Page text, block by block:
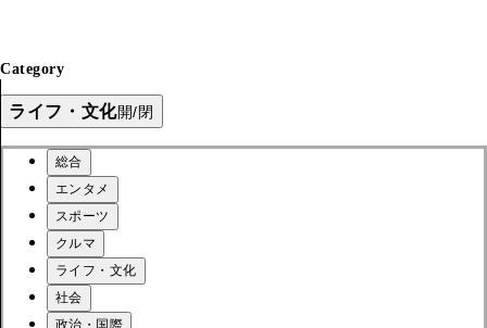
Category
ライフ・文化開/閉
総合
エンタメ
スポーツ
クルマ
ライフ・文化
社会
政治・国際